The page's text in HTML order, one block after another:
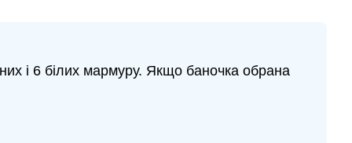
і 6 білих мармуру. Якщо баночка обрана